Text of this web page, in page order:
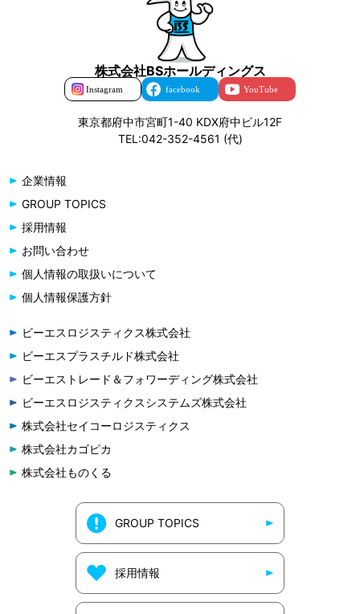
株式会社BSホールディングス
東京都府中市宮町1-40 KDX府中ビル12F
TEL:042-352-4561 (代)
企業情報
GROUP TOPICS
採用情報
お問い合わせ
個人情報の取扱いについて
個人情報保護方針
ビーエスロジスティクス株式会社
ビーエスプラスチルド株式会社
ビーエストレード＆フォワーディング株式会社
ビーエスロジスティクスシステムズ株式会社
株式会社セイコーロジスティクス
株式会社カゴピカ
株式会社ものくる
GROUP TOPICS
採用情報